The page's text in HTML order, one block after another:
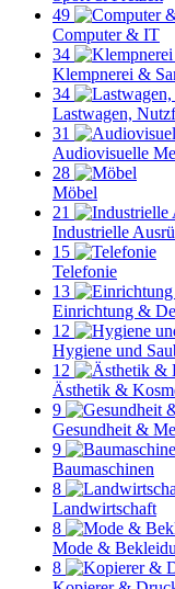
49
Computer & IT
34
Klempnerei &
34
Lastwagen,
31
Audiovisuelle
28
Möbel
21
Industrielle
15
Telefonie
13
Einrichtung &
12
Hygiene und
12
Ästhetik &
9
Gesundheit &
9
Baumaschinen
8
Landwirtschaft
8
Mode &
8